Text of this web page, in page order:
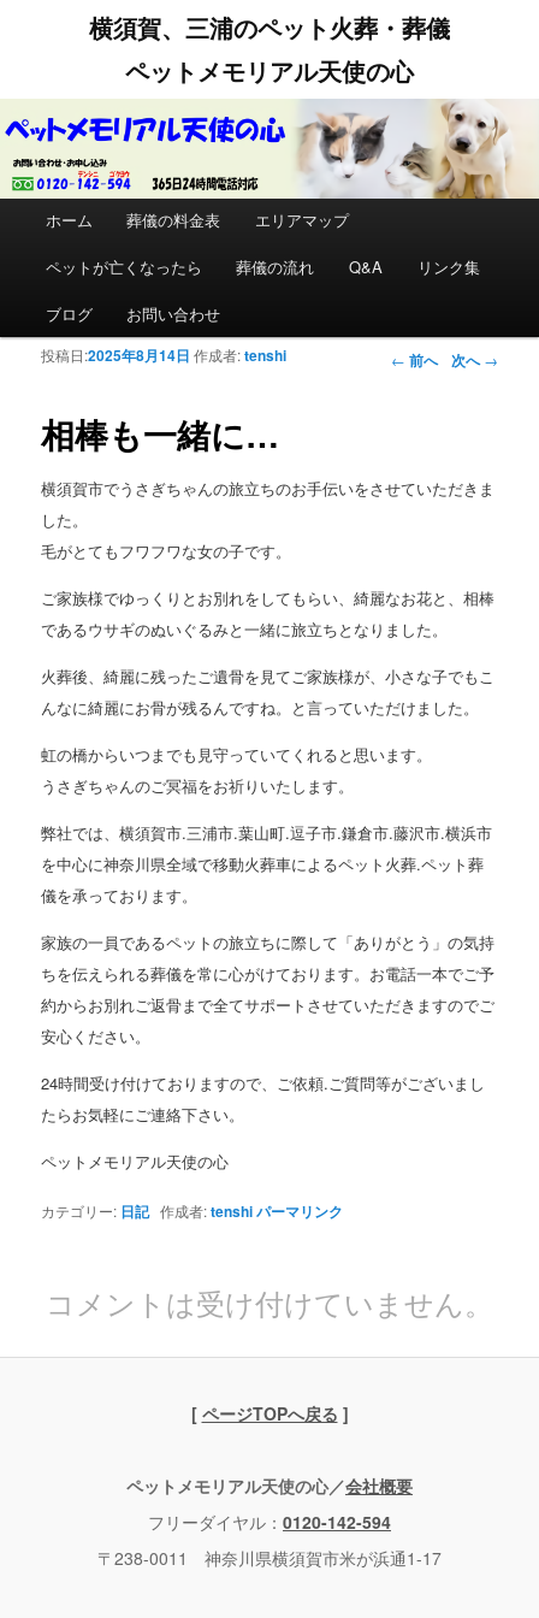
横須賀、三浦のペット火葬・葬儀
ペットメモリアル天使の心
メインコンテンツへ移動
サブコンテンツへ移動
ホーム 葬儀の料金表 エリアマップ
ペットが亡くなったら 葬儀の流れ Q&A リンク集
ブログ
お問い合わせ
投稿ナビゲー
← 前へ 次へ→
相棒も一緒に…
投稿日:2025年8月14日 作成者:tenshi
横須賀市でうさぎちゃんの旅立ちのお手伝いをさせていただきま
した。
毛がとてもフワフワな女の子です。
ご家族様でゆっくりとお別れをしてもらい、綺麗なお花と、相棒
であるウサギのぬいぐるみと一緒に旅立ちとなりました。
火葬後、綺麗に残ったご遺骨を見てご家族様が、小さな子でもこ
んなに綺麗にお骨が残るんですね。と言っていただけました。
虹の橋からいつまでも見守っていてくれると思います。
うさぎちゃんのご冥福をお祈りいたします。
弊社では、横須賀市.三浦市.葉山町.逗子市.鎌倉市.藤沢市.横浜市
を中心に神奈川県全域で移動火葬車によるペット火葬.ペット葬
儀を承っております。
家族の一員であるペットの旅立ちに際して「ありがとう」の気持
ちを伝えられる葬儀を常に心がけております。お電話一本でご予
約からお別れご返骨まで全てサポートさせていただきますのでご
安心ください。
24時間受け付けておりますので、ご依頼.ご質問等がございまし
たらお気軽にご連絡下さい。
ペットメモリアル天使の心
カテゴリー: 日記作成者:tenshiパーマリンク
コメントは受け付けていません。
[ ページTOPへ戻る ]
ペットメモリアル天使の心／会社概要
フリーダイヤル： 0120-142-594
〒238-0011 神奈川県横須賀市米が浜通1-17